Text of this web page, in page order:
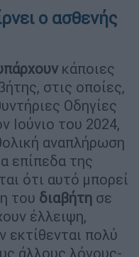
ο ασθενής
κάποιες
στις οποίες,
Οδηγίες
Ιούνιο του 2024,
αναπλήρωση
επίπεδα της
ότι αυτό μπορεί
του διαβήτη σε
έλλειψη,
πολύ
άλλους λόγους-